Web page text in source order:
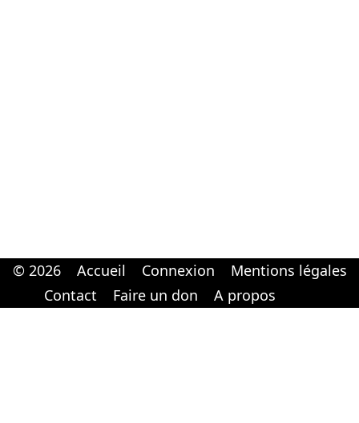
© 2026 Accueil Connexion
Mentions légales
Contact
Faire un don A propos